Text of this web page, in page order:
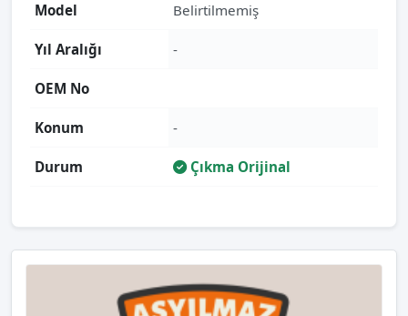
Model Belirtilmemiş
Yıl Aralığı -
OEM No
Konum -
Durum Çıkma Orijinal